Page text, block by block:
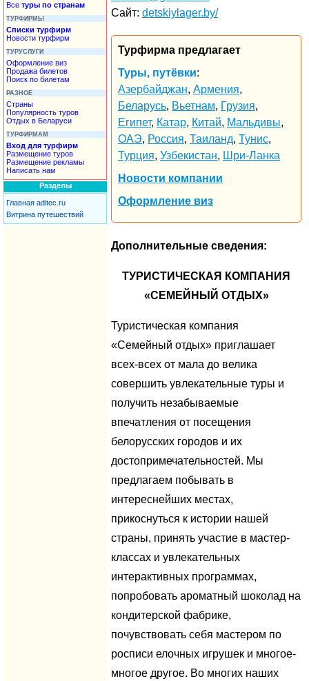
Все туры по странам
ТУРФИРМЫ
Списки турфирм
Новости турфирм
ТУРУСЛУГИ
Оформление виз
Продажа билетов
Поиск по билетам
РАЗНОЕ
Страны
Популярность туров
Отдых в Беларуси
ТУРФИРМАМ
Вход для турфирм
Размещение туров
Размещение рекламы
Написать нам
Разделы
Главная aditec.ru
Витрина путешествий
Сайт: detskiylager.by/
Турфирма предлагает
Туры, путёвки:
Азербайджан, Армения,
Беларусь, Вьетнам, Грузия,
Египет, Катар, Китай, Мальдивы,
ОАЭ, Россия, Таиланд, Тунис,
Турция, Узбекистан, Шри-Ланка
Новости компании
Оформление виз
Дополнительные сведения:
ТУРИСТИЧЕСКАЯ КОМПАНИЯ
«СЕМЕЙНЫЙ ОТДЫХ»
Туристическая компания
«Семейный отдых» приглашает
всех-всех от мала до велика
совершить увлекательные туры и
получить незабываемые
впечатления от посещения
белорусских городов и их
достопримечательностей. Мы
предлагаем побывать в
интереснейших местах,
прикоснуться к истории нашей
страны, принять участие в мастер-
классах и увлекательных
интерактивных программах,
попробовать ароматный шоколад на
кондитерской фабрике,
почувствовать себя мастером по
росписи елочных игрушек и многое-
многое другое. Во многих наших